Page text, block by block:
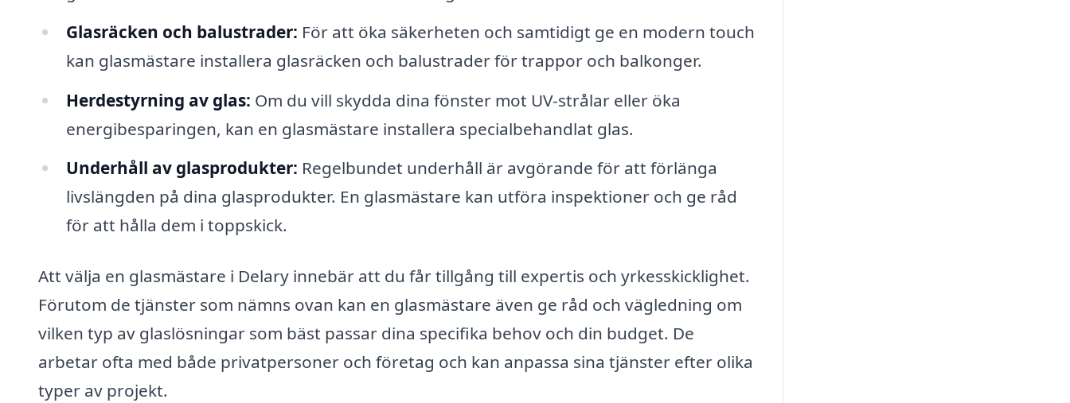
Glasräcken och balustrader: För att öka säkerheten och samtidigt ge en modern touch
kan glasmästare installera glasräcken och balustrader för trappor och balkonger.
Herdestyrning av glas: Om du vill skydda dina fönster mot UV-strålar eller öka
energibesparingen, kan en glasmästare installera specialbehandlat glas.
Underhåll av glasprodukter: Regelbundet underhåll är avgörande för att förlänga
livslängden på dina glasprodukter. En glasmästare kan utföra inspektioner och ge råd
för att hålla dem i toppskick.
Att välja en glasmästare i Delary innebär att du får tillgång till expertis och yrkesskicklighet.
Förutom de tjänster som nämns ovan kan en glasmästare även ge råd och vägledning om
vilken typ av glaslösningar som bäst passar dina specifika behov och din budget. De
arbetar ofta med både privatpersoner och företag och kan anpassa sina tjänster efter olika
typer av projekt.